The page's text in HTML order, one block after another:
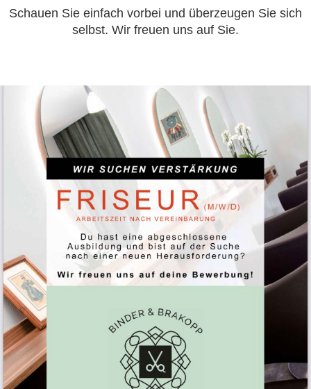
Schauen Sie einfach vorbei und überzeugen Sie sich
selbst. Wir freuen uns auf Sie.